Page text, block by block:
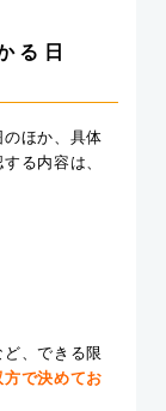
る日
ほか、具体
る内容は、
、できる限
で決めてお